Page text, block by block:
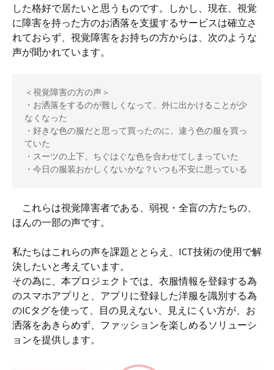
した格好で居たいと思うものです。しかし、現在、視覚
に障害を持った方のお洒落を支援するサービスは確立さ
れておらず、視覚障害をお持ちの方からは、次のような
声が聞かれています。
＜視覚障害の方の声＞
・お洒落をするのが難しくなって、外に出かけることが少
なくなった
・好きな色の服だと思って買ったのに、違う色の服を買っ
ていた
・スーツの上下、ちぐはぐな色を合わせてしまっていた
・今日の服装おかしくないかな？いつも不安に思っている
これらは視覚障害者である、弱視・全盲の方たちの、
ほんの一部の声です。
私たちはこれらの声を課題ととらえ、ICT技術の使用で解
決したいと考えています。
その為に、本プロジェクトでは、衣服情報を登録する為
のスマホアプリと、アプリに登録した洋服を識別する為
のICタグを使って、目の見えない、見えにくい方が、お
洒落をあきらめず、ファッションを楽しめるソリューシ
ョンを提供します。